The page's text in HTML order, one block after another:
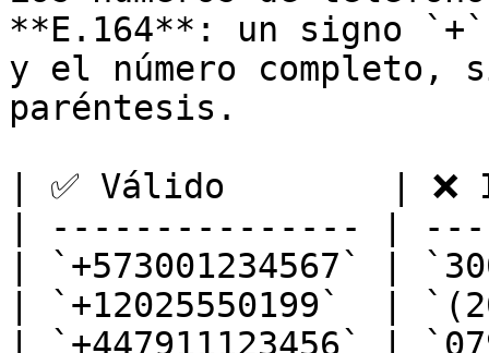
**E.164**: un signo
y el número completo,
paréntesis.
| ✅ Válido        |
| --------------- |
| `+573001234567` |
| `+12025550199`  |
| `+447911123456` |